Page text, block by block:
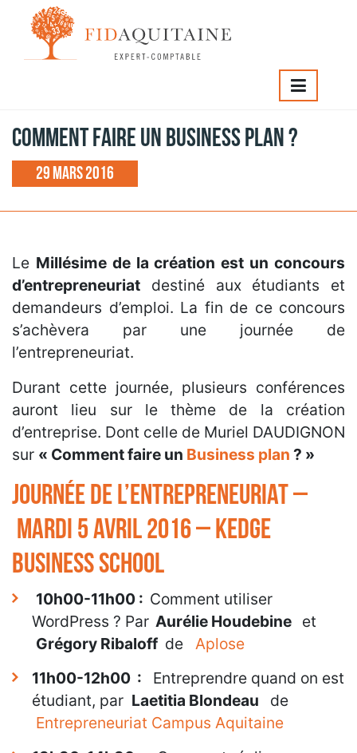
FIDAQUITAINE >Comment faire un Business Plan ?
Comment faire un Business Plan ?
29 mars 2016
Le Millésime de la création est un concours
d’entrepreneuriat destiné aux étudiants et
demandeurs d’emploi. La fin de ce concours
s’achèvera par une journée de
l’entrepreneuriat.
Durant cette journée, plusieurs conférences
auront lieu sur le thème de la création
d’entreprise. Dont celle de Muriel DAUDIGNON
sur « Comment faire un Business plan ? »
Journée de l’entrepreneuriat –
Mardi 5 avril 2016 – Kedge
Business School
10h00-11h00 : Comment utiliser
WordPress ? Par Aurélie Houdebine et
Grégory Ribaloff de Aplose
11h00-12h00 :
Entreprendre quand on est
étudiant, par Laetitia Blondeau
de
Entrepreneuriat Campus Aquitaine